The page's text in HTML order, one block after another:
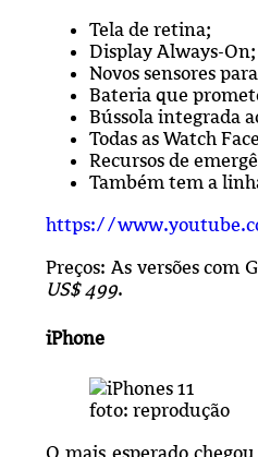
Tela de retina;
Display Always-On;
Novos sensores
Bateria que
Bússola integrada
Todas as Watch
Recursos de
Também tem a
https://
Preços: As versões com
US$ 499.
iPhone
foto: reprodução
O mais esperado